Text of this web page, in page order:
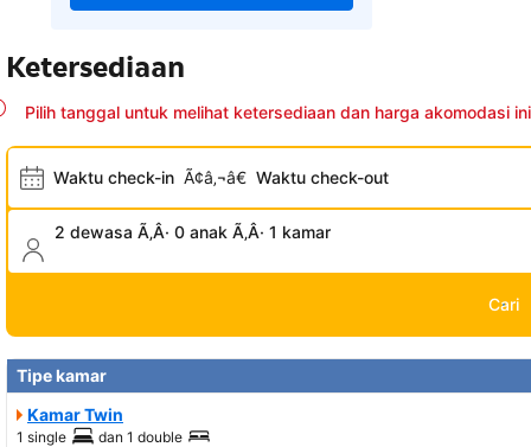
Ketersediaan
Pilih tanggal untuk melihat ketersediaan dan harga akomodasi ini
Waktu check-in Ã¢â‚¬â€ Waktu check-out
2 dewasa Ã‚Â· 0 anak Ã‚Â· 1 kamar
Cari
Tipe kamar
Kamar Twin
1 single dan 1 double